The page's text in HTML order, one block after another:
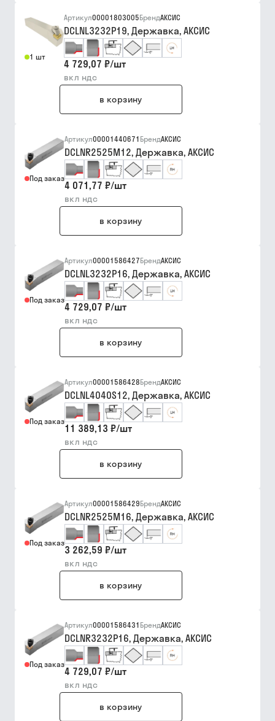
1 шт
Артикул00001803005БрендАКСИС
DCLNL3232P19, Державка, АКСИС
4 729,07 ₽/шт
вкл ндс
в корзину
Под заказ
Артикул00001440671 БрендАКСИС
DCLNR2525M12, Державка, АКСИС
4 071,77 ₽/шт
вкл ндс
в корзину
Под заказ
Артикул00001586427БрендАКСИС
DCLNL3232P16, Державка, АКСИС
4 729,07 ₽/шт
вкл ндс
в корзину
Под заказ
Артикул00001586428БрендАКСИС
DCLNL4040S12, Державка, АКСИС
11 389,13 ₽/шт
вкл ндс
в корзину
Под заказ
Артикул00001586429БрендАКСИС
DCLNR2525M16, Державка, АКСИС
3 262,59 ₽/шт
вкл ндс
в корзину
Под заказ
Артикул00001586431 БрендАКСИС
DCLNR3232P16, Державка, АКСИС
4 729,07 ₽/шт
вкл ндс
в корзину